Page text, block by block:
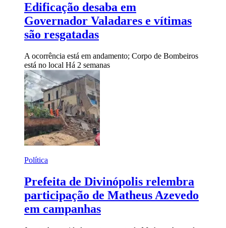
Edificação desaba em
Governador Valadares e vítimas
são resgatadas
A ocorrência está em andamento; Corpo de Bombeiros
está no local Há 2 semanas
Política
Prefeita de Divinópolis relembra
participação de Matheus Azevedo
em campanhas